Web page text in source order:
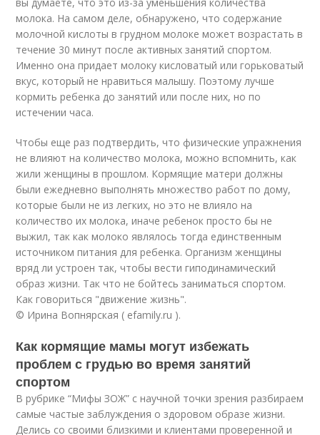
вы думаете, что это из-за уменьшения количества
молока. На самом деле, обнаружено, что содержание
молочной кислоты в грудном молоке может возрастать в
течение 30 минут после активных занятий спортом.
Именно она придает молоку кисловатый или горьковатый
вкус, который не нравиться малышу. Поэтому лучше
кормить ребенка до занятий или после них, но по
истечении часа.
Чтобы еще раз подтвердить, что физические упражнения
не влияют на количество молока, можно вспомнить, как
жили женщины в прошлом. Кормящие матери должны
были ежедневно выполнять множество работ по дому,
которые были не из легких, но это не влияло на
количество их молока, иначе ребенок просто бы не
выжил, так как молоко являлось тогда единственным
источником питания для ребенка. Организм женщины
вряд ли устроен так, чтобы вести гиподинамический
образ жизни. Так что не бойтесь заниматься спортом.
Как говориться "движение жизнь".
© Ирина Вопнярская ( efamily.ru ).
Как кормящие мамы могут избежать
проблем с грудью во время занятий
спортом
В рубрике “Мифы ЗОЖ” с научной точки зрения разбираем
самые частые заблуждения о здоровом образе жизни.
Делись со своими близкими и клиентами проверенной и